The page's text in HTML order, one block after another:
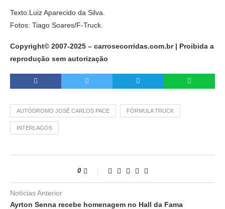
Texto:Luiz Aparecido da Silva.
Fotos: Tiago Soares/F-Truck.
Copyright© 2007-2025 – carrosecorridas.com.br | Proibida a
reprodução sem autorização
AUTÓDROMO JOSÉ CARLOS PACE FÓRMULA TRUCK
INTERLAGOS
0
Notícias Anterior
Ayrton Senna recebe homenagem no Hall da Fama